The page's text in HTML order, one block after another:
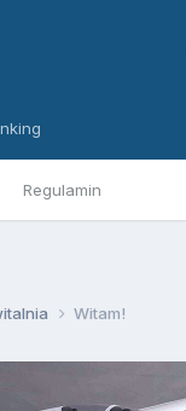
Regulamin
Witam!